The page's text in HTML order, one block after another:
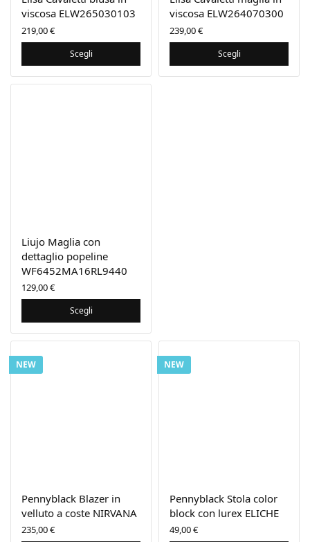
viscosa ELW265030103
219,00€
Scegli
viscosa ELW264070300
239,00€
Scegli
Liujo Maglia con
dettaglio popeline
WF6452MA16RL9440
129,00€
Scegli
NEW
Pennyblack Blazer in
velluto a coste NIRVANA
235,00€
NEW
Pennyblack Stola color
block con lurex ELICHE
49,00€